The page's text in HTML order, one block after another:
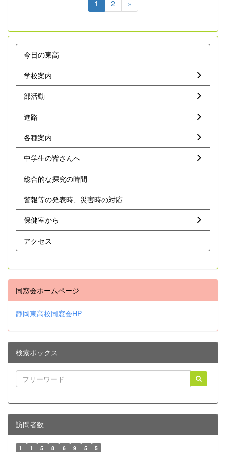
1 2 »
今日の東高
学校案内
部活動
進路
各種案内
中学生の皆さんへ
総合的な探究の時間
警報等の発表時、災害時の対応
保健室から
アクセス
同窓会ホームページ
静岡東高校同窓会HP
検索ボックス
訪問者数
1 1 5 8 6 9 5 5